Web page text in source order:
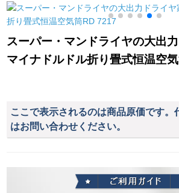
庭用ドライヤのプチ
プチウォームであ
事率の専门の冷たい
热风の黄白を使用し
ます。
スーパー・マンドライヤの大出
マイナドルドル折り畳式恒温空
ここで表示されるのは商品原価です。
はお問い合わせください。